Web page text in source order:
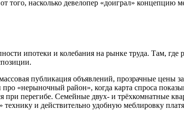
насколько девелопер «доиграл» концепцию
ипотеки и колебания на рынке труда. Там, где
публикация объявлений, прозрачные цены
«нерыночный район», когда карта спроса
перегибе. Семейные двух- и трёхкомнатные
и действительно удобную меблировку